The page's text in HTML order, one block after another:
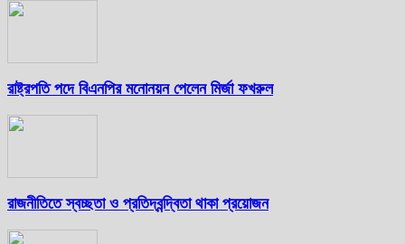
রাষ্ট্রপতি পদে বিএনপির মনোনয়ন পেলেন মির্জা ফখরুল
রাজনীতিতে স্বচ্ছতা ও প্রতিদ্বন্দ্বিতা থাকা প্রয়োজন